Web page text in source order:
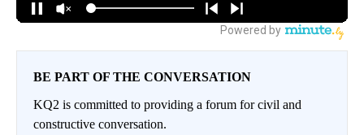
BE PART OF THE CONVERSATION
KQ2 is committed to providing a forum for civil and
constructive conversation.